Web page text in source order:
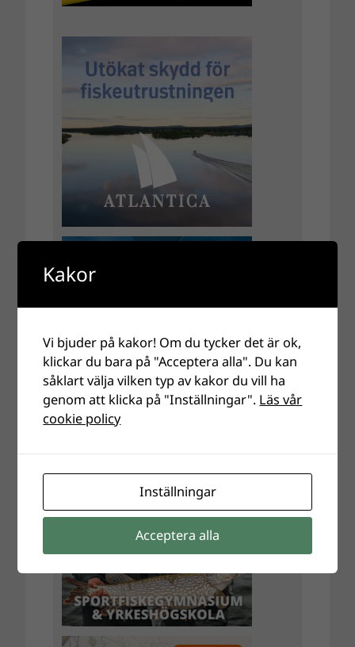
Kakor
Vi bjuder på kakor! Om du tycker det är ok,
klickar du bara på "Acceptera alla". Du kan
såklart välja vilken typ av kakor du vill ha
genom att klicka på "Inställningar". Läs vår
cookie policy
Inställningar
Acceptera alla